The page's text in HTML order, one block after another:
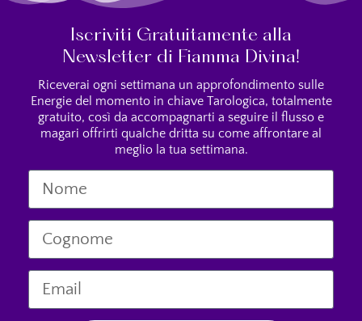
Iscriviti Gratuitamente alla
Newsletter di Fiamma Divina!
Riceverai ogni settimana un approfondimento sulle
Energie del momento in chiave Tarologica, totalmente
gratuito, così da accompagnarti a seguire il flusso e
magari offrirti qualche dritta su come affrontare al
meglio la tua settimana.